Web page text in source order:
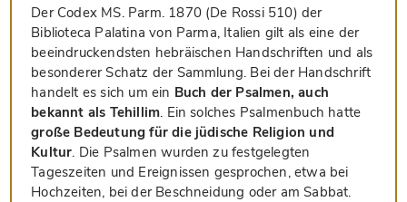
Der Codex MS. Parm. 1870 (De Rossi 510) der
Biblioteca Palatina von Parma, Italien gilt als eine der
beeindruckendsten hebräischen Handschriften und als
besonderer Schatz der Sammlung. Bei der Handschrift
handelt es sich um ein Buch der Psalmen, auch
bekannt als Tehillim. Ein solches Psalmenbuch hatte
große Bedeutung für die jüdische Religion und
Kultur. Die Psalmen wurden zu festgelegten
Tageszeiten und Ereignissen gesprochen, etwa bei
Hochzeiten, bei der Beschneidung oder am Sabbat.